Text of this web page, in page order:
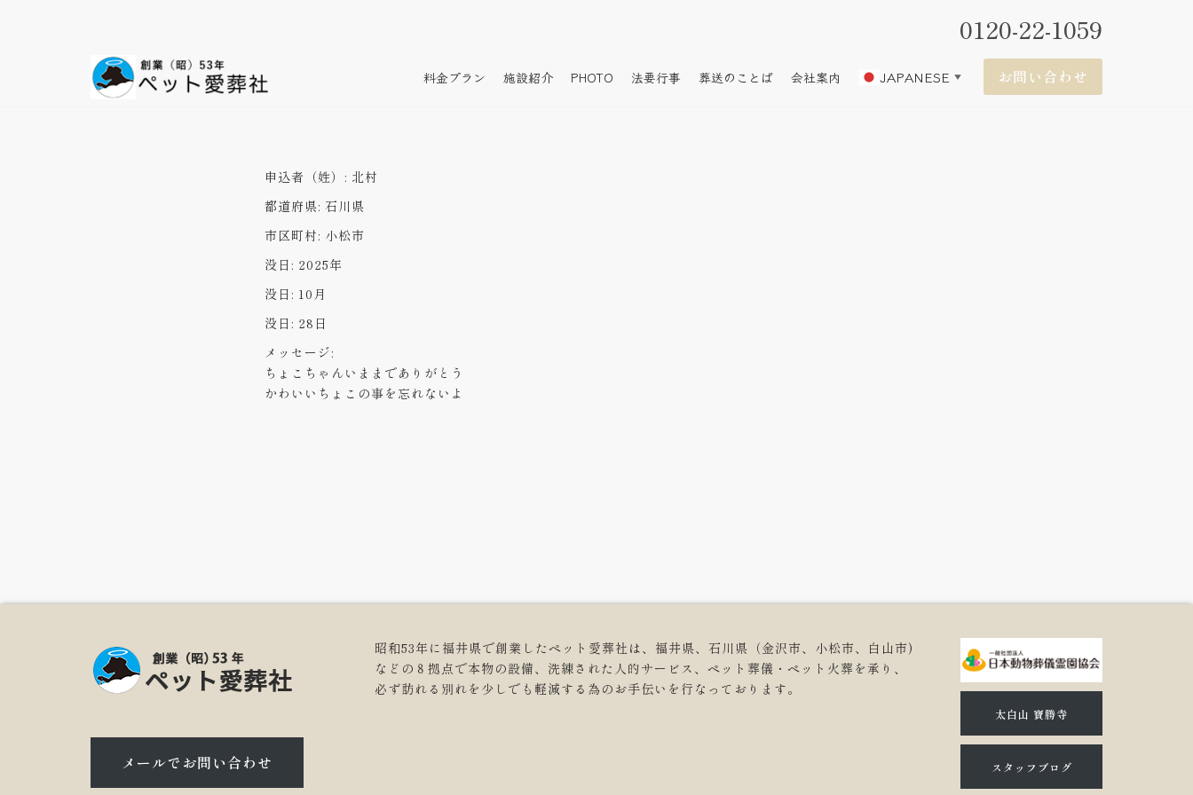
0120-22-1059
料金プラン 施設紹介 PHOTO 法要行事 葬送のことば 会社案内 JAPANESE ▼ お問い合わせ
申込者（姓）: 北村
都道府県: 石川県
市区町村: 小松市
没日: 2025年
没日: 10月
没日: 28日
メッセージ:
ちょこちゃんいままでありがとう
かわいいちょこの事を忘れないよ
メールでお問い合わせ
昭和53年に福井県で創業したペット愛葬社は、福井県、石川県（金沢市、小松市、白山市)
などの８拠点で本物の設備、洗練された人的サービス、ペット葬儀・ペット火葬を承り、
必ず訪れる別れを少しでも軽減する為のお手伝いを行なっております。
太白山 寶勝寺
スタッフブログ